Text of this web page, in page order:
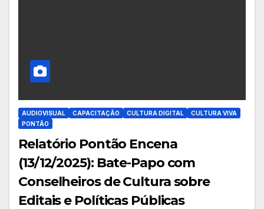
AUDIOVISUAL CAPACITAÇÃO CULTURA DIGITAL
CULTURA VIVA
PONTÃO
Relatório Pontão Encena
(13/12/2025): Bate-Papo com
Conselheiros de Cultura sobre
Editais e Políticas Públicas